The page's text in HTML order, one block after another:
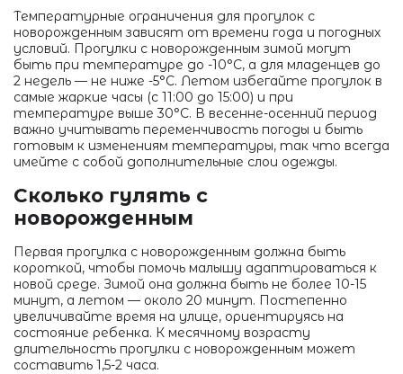
Температурные ограничения для прогулок с
новорожденным зависят от времени года и погодных
условий. Прогулки с новорожденным зимой могут
быть при температуре до -10°C, а для младенцев до
2 недель — не ниже -5°C. Летом избегайте прогулок в
самые жаркие часы (с 11:00 до 15:00) и при
температуре выше 30°C. В весенне-осенний период
важно учитывать переменчивость погоды и быть
готовым к изменениям температуры, так что всегда
имейте с собой дополнительные слои одежды.
Сколько гулять с
новорожденным
Первая прогулка с новорожденным должна быть
короткой, чтобы помочь малышу адаптироваться к
новой среде. Зимой она должна быть не более 10-15
минут, а летом — около 20 минут. Постепенно
увеличивайте время на улице, ориентируясь на
состояние ребенка. К месячному возрасту
длительность прогулки с новорожденным может
составить 1,5-2 часа.